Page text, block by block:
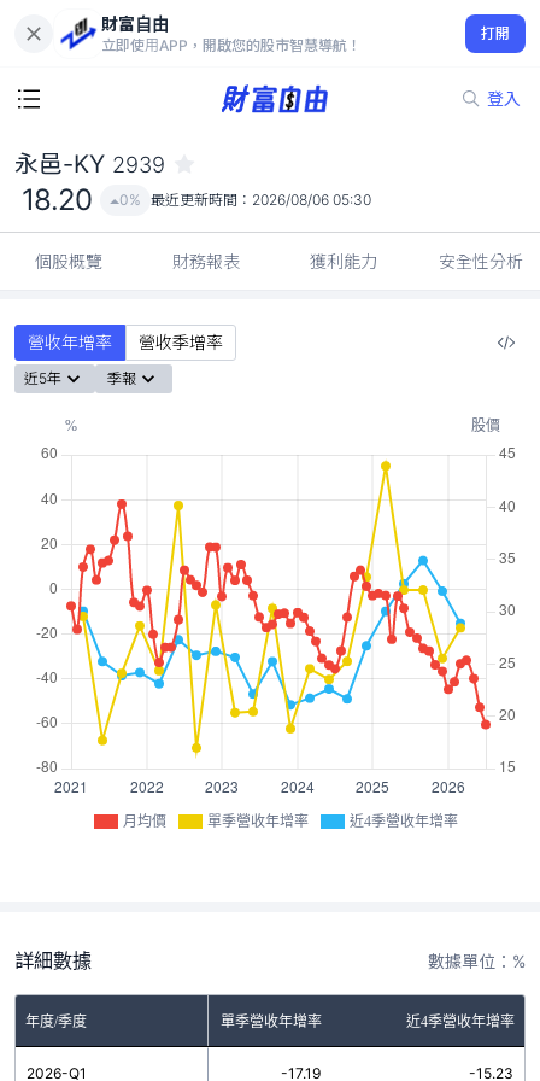
財富自由
立即使用APP，開啟您的股市智慧導航！
打開
登入
18.20
0%
永邑-KY 2939
18.20 0% 最近更新時間： 2026/08/06 05:30
個股概覽 財務報表 獲利能力 安全性分析
營收年增率 營收季增率
近5年 季報
月均價 單季營收年增率 近4季營收年增率
詳細數據 數據單位：%
年度/季度 單季營收年增率 近4季營收年增率
2026-Q1 -17.19 -15.23